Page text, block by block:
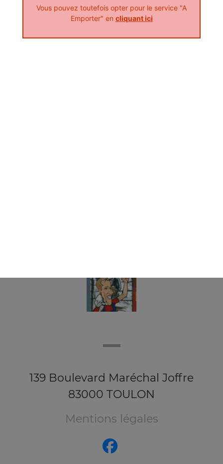
Nos Calzones
moyenne calzone, grande calzone
+
139 Boulevard Maréchal Joffre
83000 TOULON
Mentions légales
Vous pouvez toutefois opter pour le service "A
Emporter" en cliquant ici